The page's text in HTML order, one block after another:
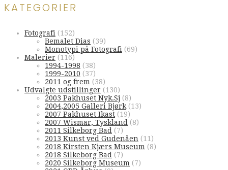
KATEGORIER
Fotografi (152)
Bemalet Dias (39)
Monotypi på Fotografi (69)
Malerier (116)
1994-1998 (38)
1999-2010 (37)
2011 og frem (38)
Udvalgte udstillinger (130)
2003 Pakhuset Nyk.Sj (8)
2004,2005 Galleri Bjørk (13)
2007 Pakhuset Ikast (19)
2007 Wismar, Tyskland (8)
2011 Silkeborg Bad (7)
2013 Kunst ved Gudenåen (11)
2018 Kirsten Kjærs Museum (8)
2018 Silkeborg Bad (7)
2020 Silkeborg Museum (7)